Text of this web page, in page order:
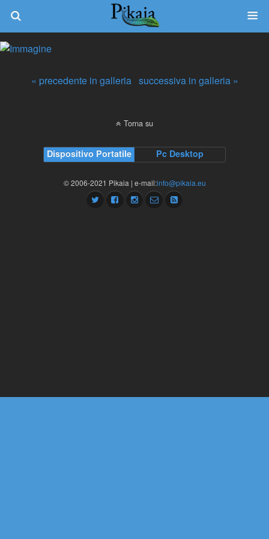
« precedente in galleria successiva in galleria »
Torna su
Dispositivo Portatile Pc Desktop
© 2006-2021 Pikaia | e-mail:info@pikaia.eu